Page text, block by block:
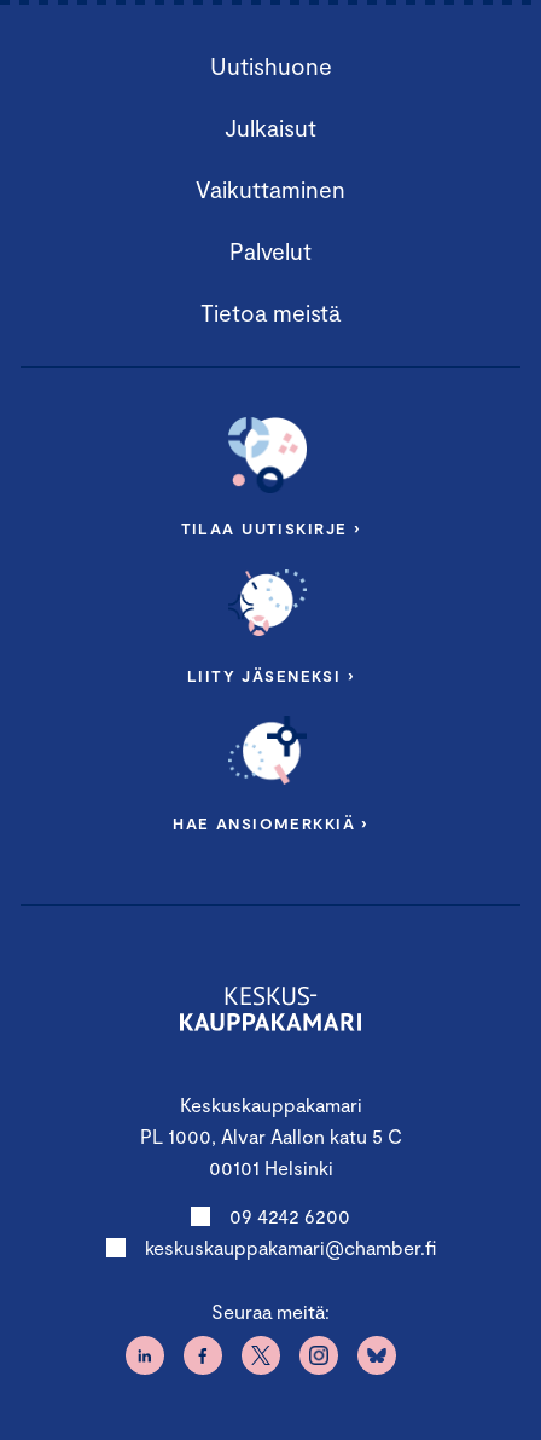
Keskuskauppakamari
PL 1000, Alvar Aallon katu 5 C
00101 Helsinki
09 4242 6200
keskuskauppakamari@chamber.fi
Seuraa meitä:
Uutishuone
Julkaisut
Vaikuttaminen
Palvelut
Tietoa meistä
TILAA UUTISKIRJE ›
LIITY JÄSENEKSI ›
HAE ANSIOMERKKIÄ ›